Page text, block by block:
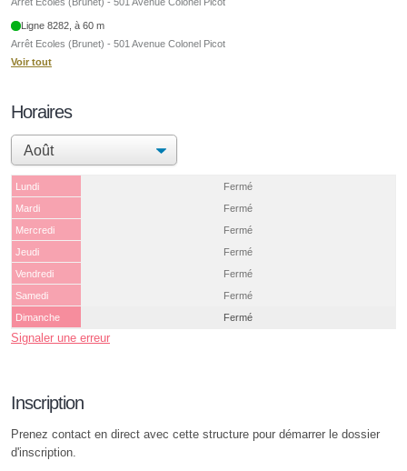
Ligne 8282, à 60 m
Arrêt Ecoles (Brunet) - 501 Avenue Colonel Picot
Voir tout
Horaires
Lundi
Fermé
Mardi
Fermé
Mercredi
Fermé
Jeudi
Fermé
Vendredi
Fermé
Samedi
Fermé
Dimanche
Fermé
Signaler une erreur
Inscription
Prenez contact en direct avec cette structure pour démarrer le dossier
d'inscription.